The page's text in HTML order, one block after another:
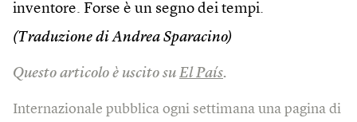
inventore. Forse è un segno dei tempi.
(Traduzione di Andrea Sparacino)
Questo articolo è uscito su El País.
Internazionale pubblica ogni settimana una pagina di